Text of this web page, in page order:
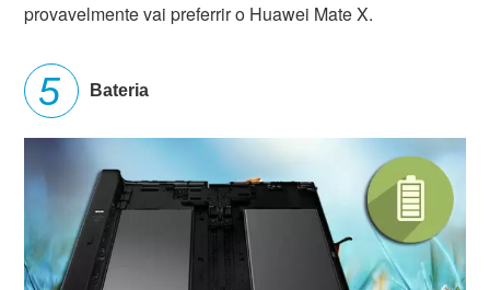
provavelmente vai preferrir o Huawei Mate X.
Bateria